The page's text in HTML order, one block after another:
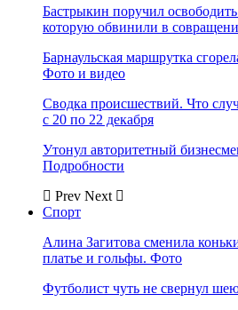
Бастрыкин поручил
которую обвинили в
Барнаульская маршрутка
Фото и видео
Сводка происшествий. Что
с 20 по 22 декабря
Утонул авторитетный
Подробности
Prev Next
Спорт
Алина Загитова сменила
платье и гольфы. Фото
Футболист чуть не свернул